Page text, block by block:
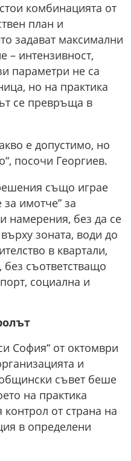
комбинацията от
план и
задават максимални
– интензивност,
параметри не са
но на практика
се превръща в
е допустимо, но
посочи Георгиев.
също играе
имотче” за
намерения, без да се
зоната, води до
в квартали,
без съответстващо
социална и
София“ от октомври
и
съвет беше
на практика
от страна на
в определени